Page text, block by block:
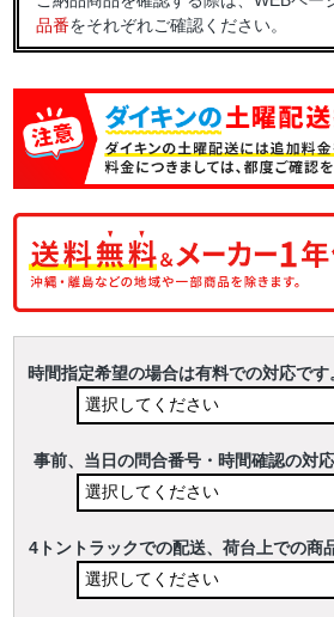
品番をそれぞれご確認ください。
時間指定希望の場合は有料での対応で
事前、当日の問合番号・時間確認の対
4トントラックでの配送、荷台上での商